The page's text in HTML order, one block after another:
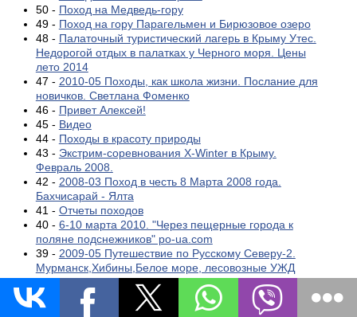
50 - Поход на Медведь-гору
49 - Поход на гору Парагельмен и Бирюзовое озеро
48 - Палаточный туристический лагерь в Крыму Утес.
Недорогой отдых в палатках у Черного моря. Цены
лето 2014
47 - 2010-05 Походы, как школа жизни. Послание для
новичков. Светлана Фоменко
46 - Привет Алексей!
45 - Видео
44 - Походы в красоту природы
43 - Экстрим-соревнования X-Winter в Крыму.
Февраль 2008.
42 - 2008-03 Поход в честь 8 Марта 2008 года.
Бахчисарай - Ялта
41 - Отчеты походов
40 - 6-10 марта 2010. "Через пещерные города к
поляне подснежников" po-ua.com
39 - 2009-05 Путешествие по Русскому Северу-2.
Мурманск,Хибины,Белое море, лесовозные УЖД
38 -2008-05 Путешествие по Русскому Северу.
Салехард, река Обь, Полярный Урал, Архангельск,
Онега